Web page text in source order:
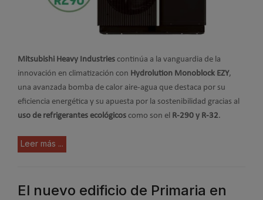
Mitsubishi Heavy Industries continúa a la vanguardia de la
innovación en climatización con Hydrolution Monoblock EZY,
una avanzada bomba de calor aire-agua que destaca por su
eficiencia energética y su apuesta por la sostenibilidad gracias al
uso de refrigerantes ecológicos como son el R-290 y R-32.
Leer más ...
El nuevo edificio de Primaria en